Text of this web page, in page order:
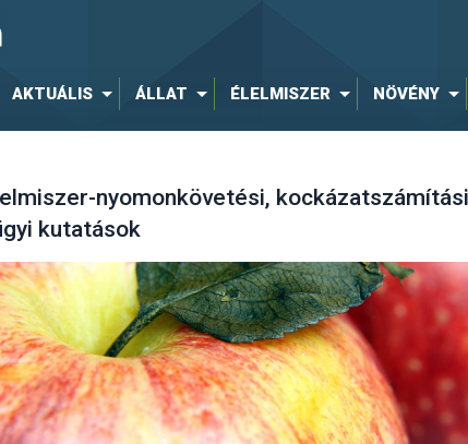
AKTUÁLIS ÁLLAT ÉLELMISZER NÖVÉNY
nyomonkövetési,
kutatások